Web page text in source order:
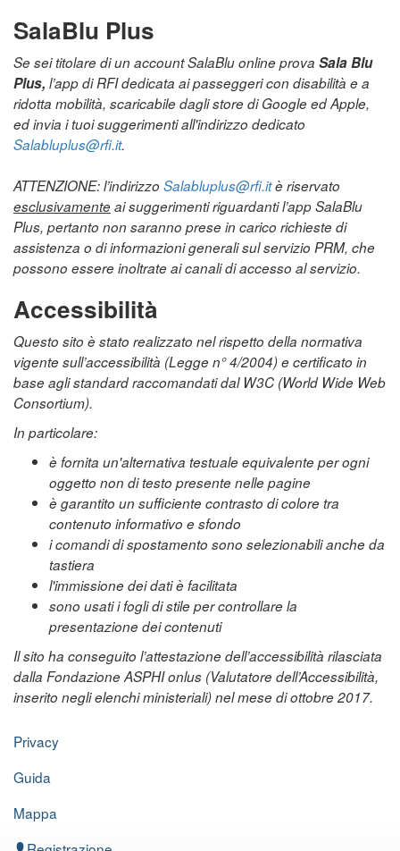
SalaBlu Plus
Se sei titolare di un account SalaBlu online prova Sala Blu
Plus, l’app di RFI dedicata ai passeggeri con disabilità e a
ridotta mobilità, scaricabile dagli store di Google ed Apple,
ed invia i tuoi suggerimenti all'indirizzo dedicato
Salabluplus@rfi.it.
ATTENZIONE: l’indirizzo Salabluplus@rfi.itè riservato
esclusivamenteai suggerimenti riguardanti l’app SalaBlu
Plus, pertanto non saranno prese in carico richieste di
assistenza o di informazioni generali sul servizio PRM, che
possono essere inoltrate ai canali di accesso al servizio.
Accessibilità
Questo sito è stato realizzato nel rispetto della normativa
vigente sull’accessibilità (Legge n° 4/2004) e certificato in
base agli standard raccomandati dal W3C (World Wide Web
Consortium).
In particolare:
è fornita un'alternativa testuale equivalente per ogni
oggetto non di testo presente nelle pagine
è garantito un sufficiente contrasto di colore tra
contenuto informativo e sfondo
i comandi di spostamento sono selezionabili anche da
tastiera
l'immissione dei dati è facilitata
sono usati i fogli di stile per controllare la
presentazione dei contenuti
Il sito ha conseguito l’attestazione dell’accessibilità rilasciata
dalla Fondazione ASPHI onlus (Valutatore dell’Accessibilità,
inserito negli elenchi ministeriali) nel mese di ottobre 2017.
Privacy
Guida
Mappa